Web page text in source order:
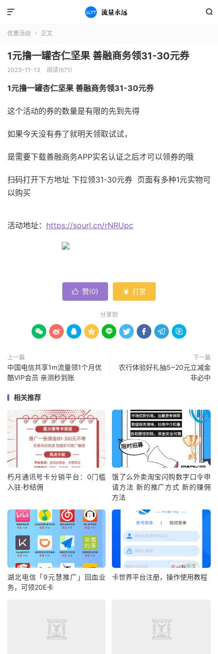


优惠活动  正文
1元撸一罐杏仁坚果 善融商务领31-30元券
2023-11-13 阅读(671)
1元撸一罐杏仁坚果 善融商务领31-30元券
这个活动的券的数量是有限的先到先得
如果今天没有券了就明天领取试试，
是需要下载善融商务APP实名认证之后才可以领券的哦
扫码打开下方地址 下拉领31-30元券 页面有多种1元实物可
以购买
活动地址： https://sourl.cn/rNRUpc
 赞(0)  打赏
分享到
        
上一篇
中国电信共享1m流量领1个月优
酷VIP会员 亲测秒到账
下一篇
农行体验好礼抽5~20元立减金
非必中
相关推荐
朽月通讯号卡分销平台：0门槛
入驻·秒结佣
饿了么外卖淘宝闪购数字口令申
请方法 新的推广方式 新的赚佣
方法
湖北电信「9元慧推广」回血业
务，可领20E卡
卡世界平台注册，操作使用教程